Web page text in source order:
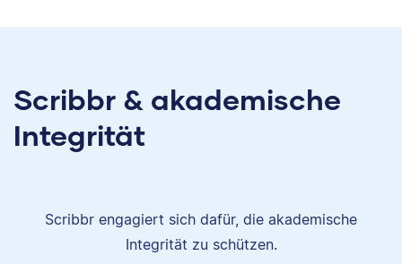
Scribbr & akademische
Integrität
Scribbr engagiert sich dafür, die akademische
Integrität zu schützen.